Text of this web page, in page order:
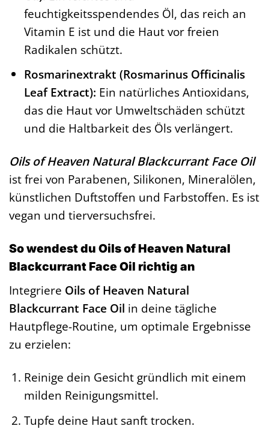
feuchtigkeitsspendendes Öl, das reich an
Vitamin E ist und die Haut vor freien
Radikalen schützt.
Rosmarinextrakt (Rosmarinus Officinalis
Leaf Extract): Ein natürliches Antioxidans,
das die Haut vor Umweltschäden schützt
und die Haltbarkeit des Öls verlängert.
Oils of Heaven Natural Blackcurrant Face Oil
ist frei von Parabenen, Silikonen, Mineralölen,
künstlichen Duftstoffen und Farbstoffen. Es ist
vegan und tierversuchsfrei.
So wendest du Oils of Heaven Natural
Blackcurrant Face Oil richtig an
Integriere Oils of Heaven Natural
Blackcurrant Face Oil in deine tägliche
Hautpflege-Routine, um optimale Ergebnisse
zu erzielen:
Reinige dein Gesicht gründlich mit einem
milden Reinigungsmittel.
Tupfe deine Haut sanft trocken.